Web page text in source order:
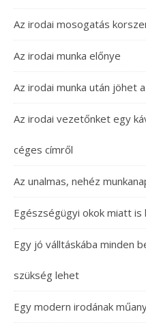
Az irodai mosogatás
Az irodai munka előnye
Az irodai munka után jöhet
Az irodai vezetőnket egy
céges címről
Az unalmas, nehéz
Egészségügyi okok miatt is
Egy jó válltáskába minden
szükség lehet
Egy modern irodának